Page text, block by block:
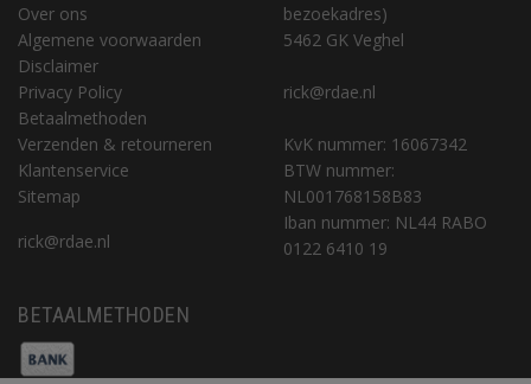
Over ons
Algemene voorwaarden
Disclaimer
Privacy Policy
Betaalmethoden
Verzenden & retourneren
Klantenservice
Sitemap
rick@rdae.nl
bezoekadres)
5462 GK Veghel
rick@rdae.nl
KvK nummer: 16067342
BTW nummer:
NL001768158B83
Iban nummer: NL44 RABO
0122 6410 19
BETAALMETHODEN